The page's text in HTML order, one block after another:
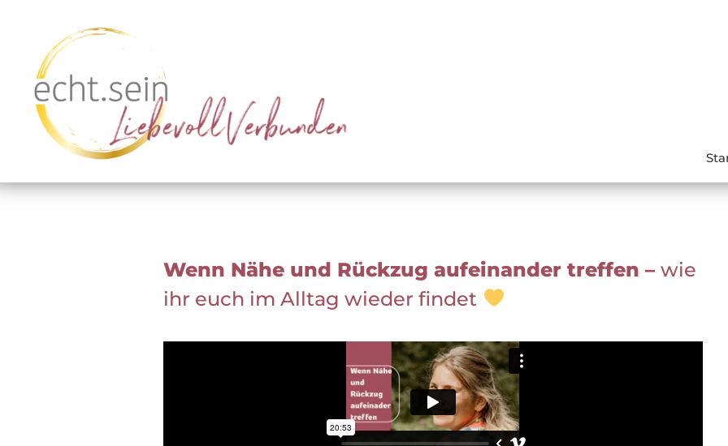
Wenn Nähe und Rückzug aufeinander treffen – wie
ihr euch im Alltag wieder findet